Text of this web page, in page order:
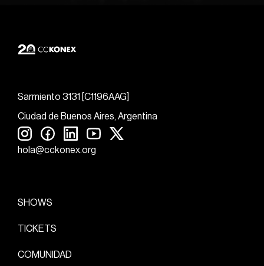
Sarmiento 3131 [C1196AAG]
Ciudad de Buenos Aires, Argentina
hola@cckonex.org
SHOWS
TICKETS
COMUNIDAD